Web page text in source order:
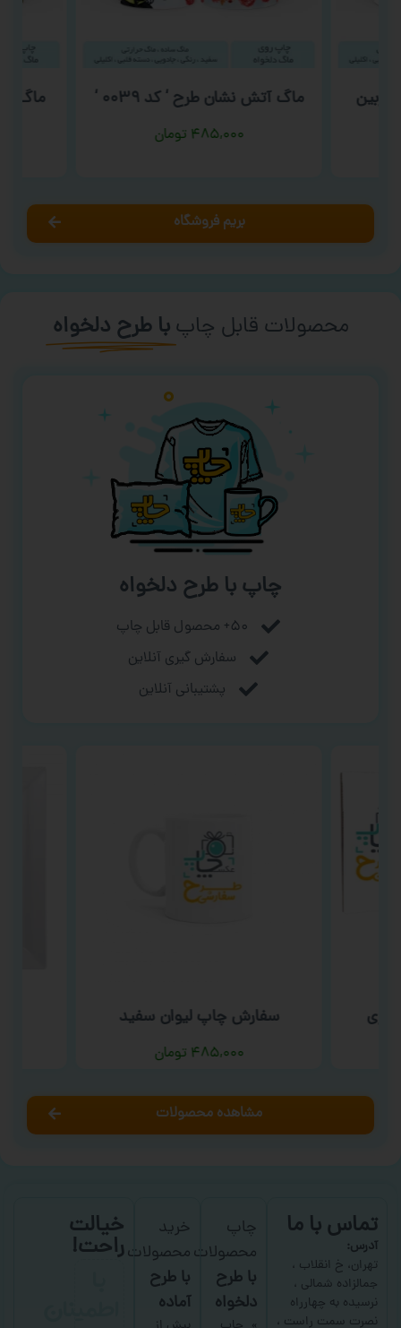
ماگ آتش نشان طرح ‘ کد ۰۰۳۹ ‘
۴۸۵,۰۰۰ تومان
ماگ روز
بریم فروشگاه
محصولات قابل چاپ با طرح دلخواه
چاپ با طرح دلخواه
۵۰+ محصول قابل چاپ
سفارش گیری آنلاین
پشتیبانی آنلاین
سفارش چاپ لیوان سفید
۴۸۵,۰۰۰ تومان
مشاهده محصولات
تماس با ما
آدرس:
تهران، خ انقلاب ،
جمالزاده شمالی ،
نرسیده به چهارراه
نصرت سمت راست ،
چاپ
محصولات
با طرح
دلخواه
خرید
محصولات
با طرح
آماده
خیالت
راحت!